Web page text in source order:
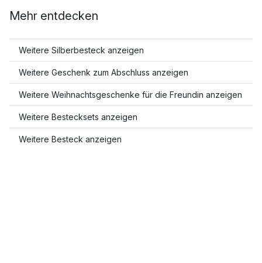
Mehr entdecken
Weitere Silberbesteck anzeigen
Weitere Geschenk zum Abschluss anzeigen
Weitere Weihnachtsgeschenke für die Freundin anzeigen
Weitere Bestecksets anzeigen
Weitere Besteck anzeigen